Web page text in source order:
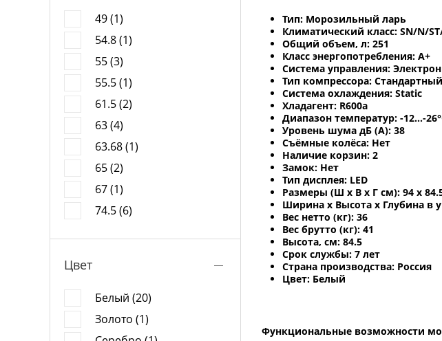
49 (1)
54.8 (1)
55 (3)
55.5 (1)
61.5 (2)
63 (4)
63.68 (1)
65 (2)
67 (1)
74.5 (6)
Цвет
Белый (20)
Золото (1)
Тип: Морозильный ларь
Климатический класс: SN/N/
Общий объем, л: 251
Класс энергопотребления: A+
Система управления:
Тип компрессора: Стандартный
Система охлаждения: Static
Хладагент: R600a
Диапазон температур: -12...-
Уровень шума дБ (А): 38
Съёмные колёса: Нет
Наличие корзин: 2
Замок: Нет
Тип дисплея: LED
Размеры (Ш х В х Г см): 94 x
Ширина х Высота х Глубина в
Вес нетто (кг): 36
Вес брутто (кг): 41
Высота, см: 84.5
Срок службы: 7 лет
Страна производства: Россия
Цвет: Белый
Функциональные возможности